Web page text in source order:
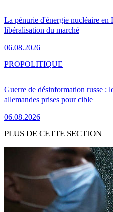
La pénurie d'énergie nucléaire
libéralisation du marché
06.08.2026
Guerre de désinformation russe :
allemandes prises pour cible
06.08.2026
PROPOLITIQUE
PLUS DE CETTE SECTION